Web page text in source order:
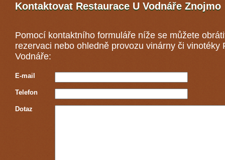
Kontaktovat Restaurace U Vodnáře Znojmo
Pomocí kontaktního formuláře níže se můžete
rezervaci nebo ohledně provozu vinárny či vinotéky
Vodnáře:
E-mail
Telefon
Dotaz